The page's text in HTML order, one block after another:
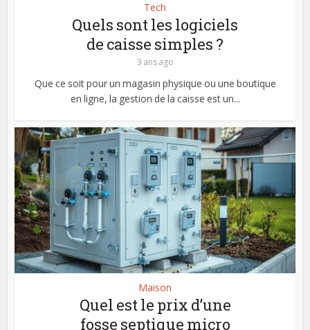
Tech
Quels sont les logiciels
de caisse simples ?
3 ans ago
Que ce soit pour un magasin physique ou une boutique
en ligne, la gestion de la caisse est un...
Maison
Quel est le prix d’une
fosse septique micro